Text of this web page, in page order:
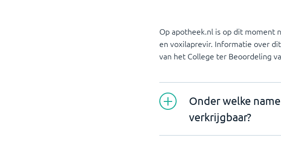
Op apotheek.nl is op dit moment
en voxilaprevir. Informatie over
van het College ter Beoordeling
Onder welke
verkrijgbaar?